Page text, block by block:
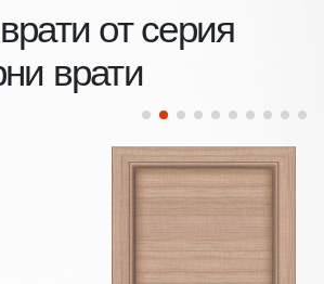
от серия
врати